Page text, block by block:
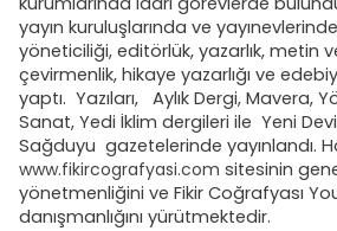
yayın kuruluşlarında ve
yöneticiliği, editörlük, yazarlık, metin
çevirmenlik, hikaye yazarlığı ve
yaptı. Yazıları, Aylık Dergi, Mavera,
Sanat, Yedi İklim dergileri ile Yeni
Sağduyu gazetelerinde yayınlandı.
www.fikircografyasi.com sitesinin
yönetmenliğini ve Fikir Coğrafyası
danışmanlığını yürütmektedir.